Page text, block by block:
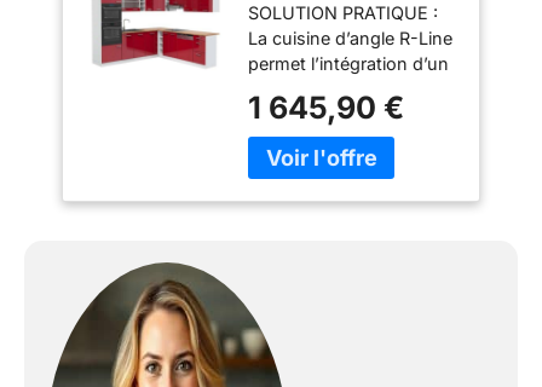
Brillant/Blanc, 247 x
237 cm
SOLUTION PRATIQUE :
La cuisine d’angle R-Line
permet l’intégration d’un
dans une colonne haute.
Des façades entièrement
intégrées pour lave-
7 meubles hauts peut
être agrandie et adaptée
individuellement. Les
1 645,90 €